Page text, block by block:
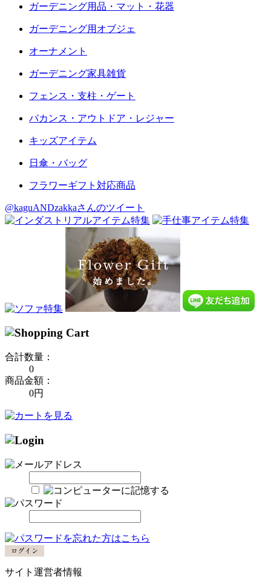
ガーデニング用品・マット・花器
ガーデニング用オブジェ
オーナメント
ガーデニング家具雑貨
フェンス・支柱・ゲート
バカンス・アウトドア・レジャー
キッズアイテム
日傘・バッグ
フラワーギフト対応商品
@kaguANDzakkaさんのツイート
合計数量：
0
商品金額：
0円
サイト運営者情報